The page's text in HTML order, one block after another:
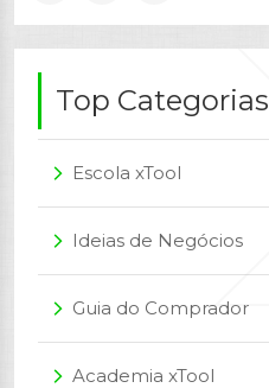
Top Categorias
arrow_forward_ios Escola xTool
arrow_forward_ios Ideias de Negócios
arrow_forward_ios Guia do Comprador
arrow_forward_ios Academia xTool